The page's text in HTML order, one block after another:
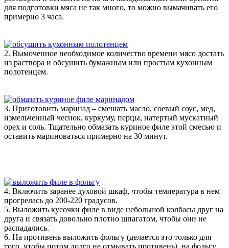
для подготовки мяса не так много, то можно вымачивать его
примерно 3 часа.
2. Вымоченное необходимое количество времени мясо достать
из раствора и обсушить бумажным или простым кухонным
полотенцем.
3. Приготовить маринад – смешать масло, соевый соус, мед,
измельченный чеснок, куркуму, перцы, натертый мускатный
орех и соль. Тщательно обмазать куриное филе этой смесью и
оставить мариноваться примерно на 30 минут.
4. Включить заранее духовой шкаф, чтобы температура в нем
прогрелась до 200-220 градусов.
5. Выложить кусочки филе в виде небольшой колбасы друг на
друга и связать довольно плотно шпагатом, чтобы они не
распадались.
6. На противень выложить фольгу (делается это только для
того, чтобы потом долго не отмывать противень), на фольгу